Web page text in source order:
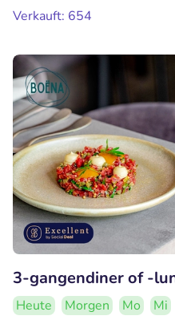
Verkauft: 654
3-gangendiner of -
Heute Morgen Mo Mi